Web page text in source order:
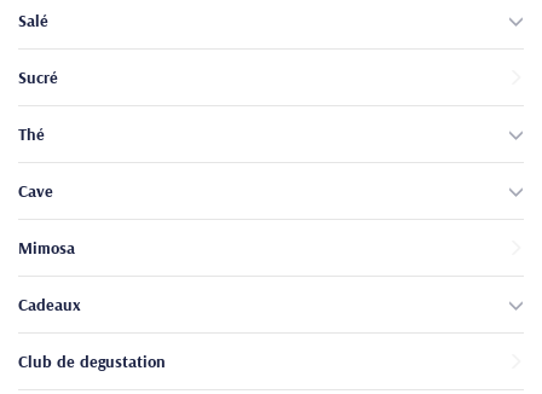
Salé
Sucré
Thé
Cave
Mimosa
Cadeaux
Club de degustation